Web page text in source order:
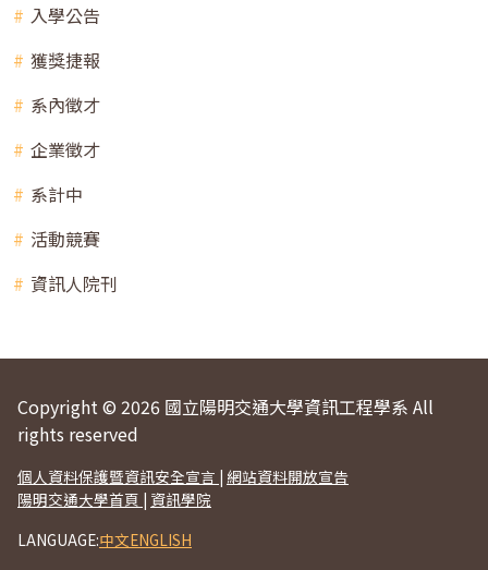
入學公告
獲獎捷報
系內徵才
企業徵才
系計中
活動競賽
資訊人院刊
Copyright © 2026 國立陽明交通大學資訊工程學系 All
rights reserved
個人資料保護暨資訊安全宣言 | 網站資料開放宣告
陽明交通大學首頁 | 資訊學院
LANGUAGE:中文ENGLISH